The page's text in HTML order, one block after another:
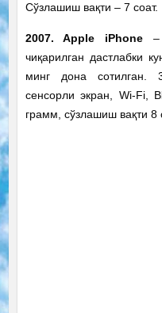
Сўзлашиш вақти – 7 соат.
2007. Apple iPhone–
чиқарилган дастлабки
минг дона сотилган.
сенсорли экран, Wi-Fi,
грамм, сўзлашиш вақти 8